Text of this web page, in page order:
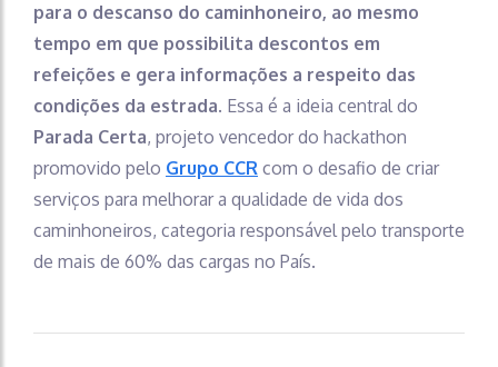
para o descanso do caminhoneiro, ao mesmo
tempo em que possibilita descontos em
refeições e gera informações a respeito das
condições da estrada. Essa é a ideia central do
Parada Certa, projeto vencedor do hackathon
promovido pelo Grupo CCR com o desafio de criar
serviços para melhorar a qualidade de vida dos
caminhoneiros, categoria responsável pelo transporte
de mais de 60% das cargas no País.